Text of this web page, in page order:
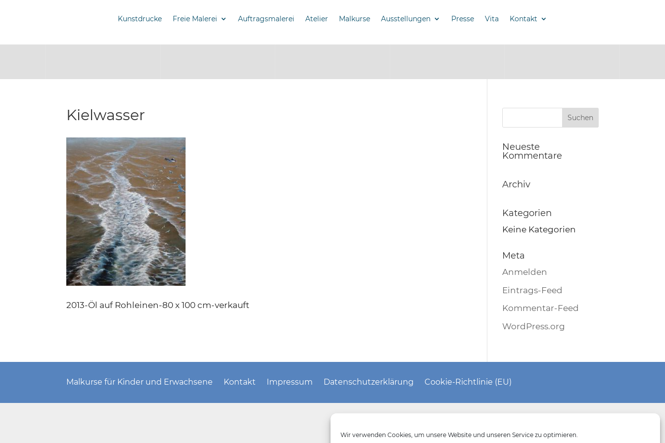
Wir verwenden Cookies, um unsere Website und unseren Service zu optimieren.
Kunstdrucke Freie Malerei Auftragsmalerei Atelier Malkurse Ausstellungen Presse Vita Kontakt
Kielwasser
2013-Öl auf Rohleinen-80 x 100 cm-verkauft
Neueste
Kommentare
Archiv
Kategorien
Keine Kategorien
Meta
Anmelden
Eintrags-Feed
Kommentar-Feed
WordPress.org
Malkurse für Kinder und Erwachsene Kontakt Impressum Datenschutzerklärung Cookie-Richtlinie (EU)